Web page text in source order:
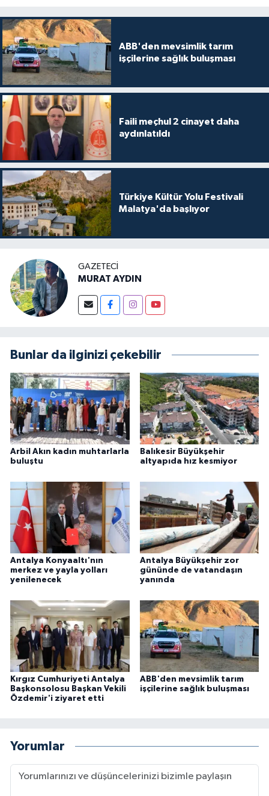
ABB'den mevsimlik tarım
işçilerine sağlık buluşması
Faili meçhul 2 cinayet daha
aydınlatıldı
Türkiye Kültür Yolu Festivali
Malatya'da başlıyor
GAZETECI
MURAT AYDIN
Bunlar da ilginizi çekebilir
Arbil Akın kadın muhtarlarla
buluştu
Balıkesir Büyükşehir
altyapıda hız kesmiyor
Antalya Konyaaltı'nın
merkez ve yayla yolları
yenilenecek
Antalya Büyükşehir zor
gününde de vatandaşın
yanında
Kırgız Cumhuriyeti Antalya
Başkonsolosu Başkan Vekili
Özdemir'i ziyaret etti
ABB'den mevsimlik tarım
işçilerine sağlık buluşması
Yorumlar